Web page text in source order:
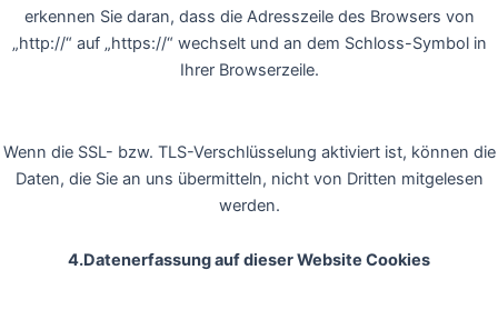
erkennen Sie daran, dass die Adresszeile des Browsers von
„http://“ auf „https://“ wechselt und an dem Schloss-Symbol in
Ihrer Browserzeile.
Wenn die SSL- bzw. TLS-Verschlüsselung aktiviert ist, können die
Daten, die Sie an uns übermitteln, nicht von Dritten mitgelesen
werden.
4.Datenerfassung auf dieser Website Cookies